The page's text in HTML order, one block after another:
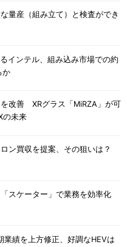
量産（組み立て）と検査ができ
インテル、組み込み市場での約
か
改善 XRグラス「MiRZA」が可
の未来
ン買収を提案、その狙いは？
スケーター」で業務を効率化
業績を上方修正、好調なHEVは